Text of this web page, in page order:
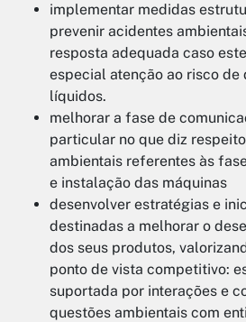
implementar medidas
prevenir acidentes
resposta adequada caso
especial atenção ao risco de
líquidos.
melhorar a fase de
particular no que diz
ambientais referentes às
e instalação das máquinas
desenvolver estratégias e
destinadas a melhorar o
dos seus produtos,
ponto de vista competitivo:
suportada por interações e
questões ambientais com